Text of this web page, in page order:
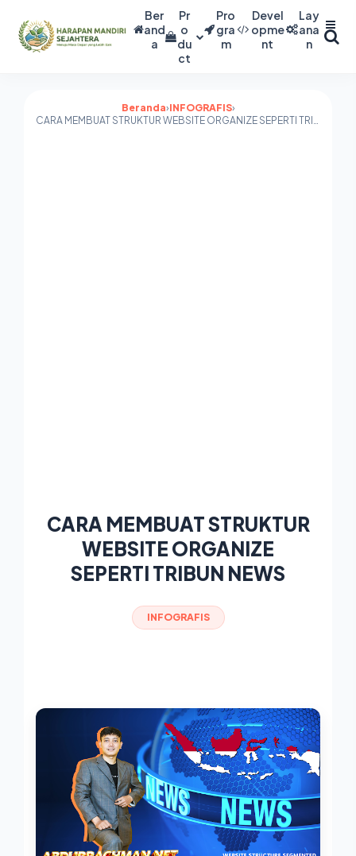
Ber
and
a
Pr
o
du
ct
Pro
gra
m
Devel
opme
nt
Lay
ana
n
Beranda›INFOGRAFIS›
CARA MEMBUAT STRUKTUR WEBSITE ORGANIZE SEPERTI TRIBUN NEWS
CARA MEMBUAT STRUKTUR
WEBSITE ORGANIZE
SEPERTI TRIBUN NEWS
INFOGRAFIS